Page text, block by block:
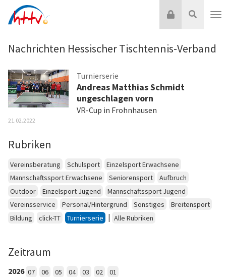
Inhalt
Suche
Login
Nachrichten Hessischer Tischtennis-Verband
Turnierserie
Andreas Matthias Schmidt
ungeschlagen vorn
VR-Cup in Frohnhausen
21.02.2022
Rubriken
Vereinsberatung Schulsport
Einzelsport Erwachsene
Mannschaftssport Erwachsene
Seniorensport
Aufbruch
Outdoor
Einzelsport Jugend
Mannschaftssport Jugend
Vereinsservice
Personal/Hintergrund Sonstiges
Breitensport
Bildung
click-TT Turnierserie | Alle Rubriken
Zeitraum
2026 07 06 05 04 03 02 01